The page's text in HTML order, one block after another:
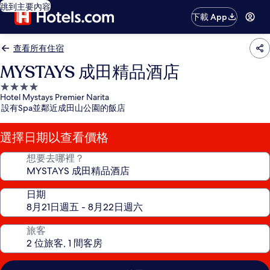
跳到主要內容
下載 App
查看所有住宿
MYSTAYS 成田精品酒店
4.0
星
級
住
宿
Hotel Mystays Premier Narita
設有Spa並鄰近成田山公園的飯店
選擇日期以查看價格
想要去哪裡？
日期
旅客